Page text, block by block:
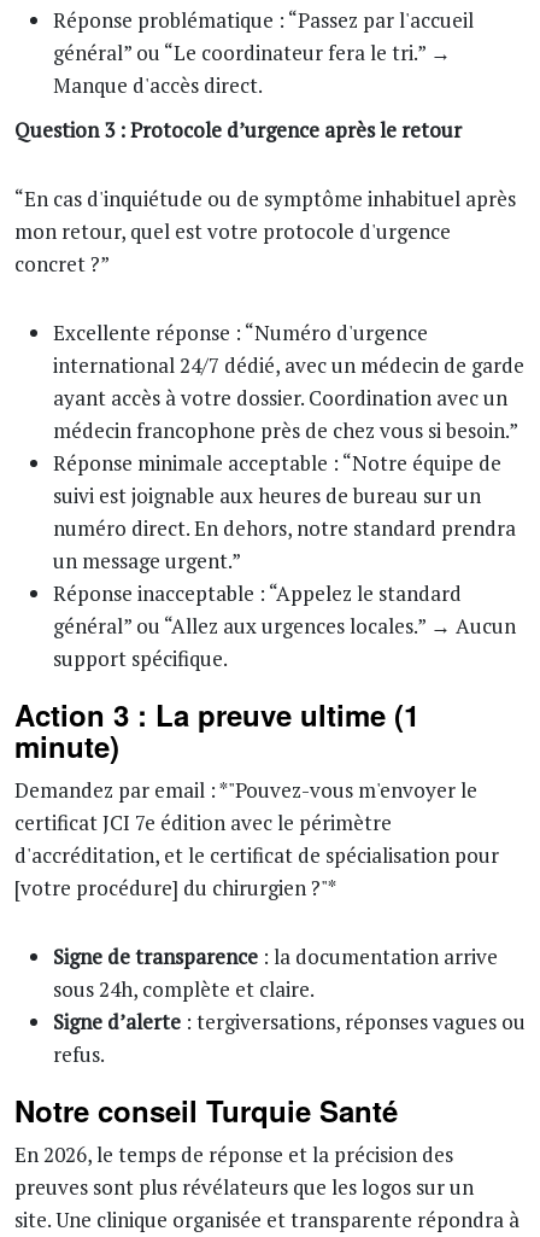
Réponse problématique : “Passez par l'accueil
général” ou “Le coordinateur fera le tri.” →
Manque d'accès direct.
Question 3 : Protocole d’urgence après le retour
“En cas d'inquiétude ou de symptôme inhabituel après
mon retour, quel est votre protocole d'urgence
concret ?”
Excellente réponse : “Numéro d'urgence
international 24/7 dédié, avec un médecin de garde
ayant accès à votre dossier. Coordination avec un
médecin francophone près de chez vous si besoin.”
Réponse minimale acceptable : “Notre équipe de
suivi est joignable aux heures de bureau sur un
numéro direct. En dehors, notre standard prendra
un message urgent.”
Réponse inacceptable : “Appelez le standard
général” ou “Allez aux urgences locales.” → Aucun
support spécifique.
Action 3 : La preuve ultime (1
minute)
Demandez par email : *"Pouvez-vous m'envoyer le
certificat JCI 7e édition avec le périmètre
d'accréditation, et le certificat de spécialisation pour
[votre procédure] du chirurgien ?"*
Signe de transparence : la documentation arrive
sous 24h, complète et claire.
Signe d’alerte : tergiversations, réponses vagues ou
refus.
Notre conseil Turquie Santé
En 2026, le temps de réponse et la précision des
preuves sont plus révélateurs que les logos sur un
site. Une clinique organisée et transparente répondra à